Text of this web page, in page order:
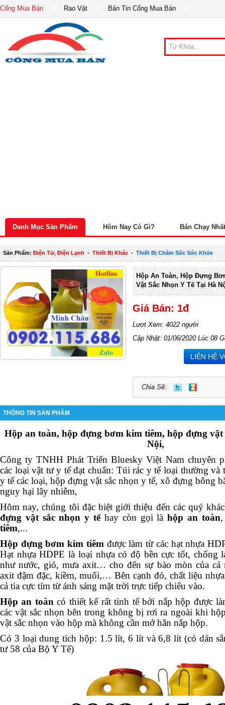
Cổng Mua Bán Rao Vặt Bản Tin Cổng Mua Bán
Danh Mục Sản Phẩm Hôm Nay Có Gì? Bán Chạy Nhất
Sản Phẩm:Điện Tử, Điện Lạnh-Thiết Bị Khác-Thiết Bị Chăm Sóc Sức Khỏe
Hộp An Toàn, Hộp Đựng
Vật Sắc Nhọn Y Tế Tại Hà
Giá Bán: 1đ
Lượt Xem: 4022 người
Cập Nhật: 01/06/2020 Lúc 08
LIÊN HỆ
Chia Sẽ:
THÔNG TIN SẢN PHẨM
Hộp an toàn, hộp đựng bơm kim tiêm, hộp đựng vật
Nội,
Công ty TNHH Phát Triển Bluesky Việt Nam chuyên
các loại vật tư y tế đạt chuẩn: Túi rác y tế loại thường và
y tế các loại, hộp đựng vật sắc nhọn y tế, xô đựng bông
nguy hại lây nhiễm,
Hôm nay, chúng tôi đặc biệt giới thiệu đến các quý
đựng vật sắc nhọn y tếhay còn gọi làhộp an toàn
tiêm,...
Hộp đựng bơm kim tiêm được làm từ các hạt nhựa
Hạt nhựa HDPE là loại nhựa có độ bền cực tốt, chống
như nước, gió, mưa axit… cho đến sự bào mòn của cả
axit đậm đặc, kiềm, muối,… Bên cạnh đó, chất liệu
cả tia cực tím từ ánh sáng mặt trời trực tiếp chiếu vào.
Hộp an toàn có thiết kế rất tinh tế bởi nắp hộp được
các vật sắc nhọn bên trong không bị rơi ra ngoài khi
vật sắc nhọn vào hộp mà không cần mở hẳn nắp hộp.
Có 3 loại dung tích hộp: 1.5 lít, 6 lít và 6,8 lít (có dán
tư 58 của Bộ Y Tế)